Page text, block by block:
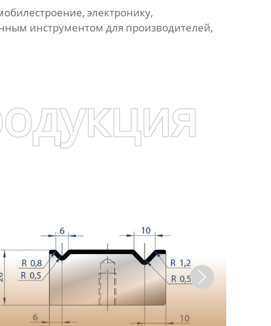
электронику,
инструментом для производителей,